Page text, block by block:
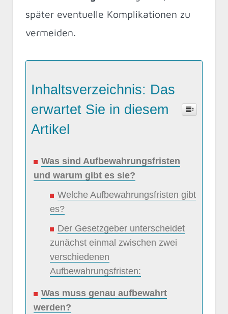
später eventuelle Komplikationen zu
vermeiden.
Inhaltsverzeichnis: Das
erwartet Sie in diesem
Artikel
Was sind Aufbewahrungsfristen
und warum gibt es sie?
Welche Aufbewahrungsfristen gibt
es?
Der Gesetzgeber unterscheidet
zunächst einmal zwischen zwei
verschiedenen
Aufbewahrungsfristen:
Was muss genau aufbewahrt
werden?